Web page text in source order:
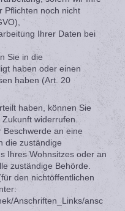
Pflichten noch nicht
Ihrer Daten bei
Sie in die
haben oder einen
haben (Art. 20
haben, können Sie
widerrufen.
Beschwerde an eine
die zuständige
Ihres Wohnsitzes oder an
zuständige Behörde.
den nichtöffentlichen
Anschriften_Links/ansc